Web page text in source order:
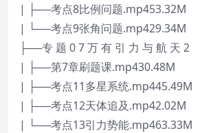
| ├──考点8比例问题.mp453.32M
| └──考点9张角问题.mp429.34M
├──专 题 0 7 万 有 引 力 与 航 天 2
| ├──第7章刷题课.mp430.48M
| ├──考点11多星系统.mp445.49M
| ├──考点12天体追及.mp42.02M
| └──考点13引力势能.mp463.33M